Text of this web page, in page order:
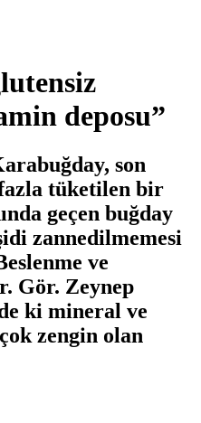
deposu”
son
tüketilen bir
geçen buğday
zannedilmemesi
ve
Gör. Zeynep
ki mineral ve
zengin olan